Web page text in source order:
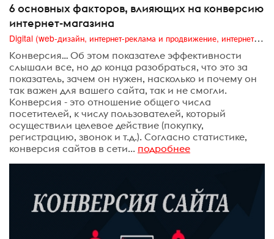
6 основных факторов, влияющих на конверсию
интернет-магазина
Digital (web-дизайн, интернет-реклама и продвижение, интернет-сообщества и блоги, интернет-коммуникации, мобильный маркетинг, реклама на цифровых экранах)
Конверсия… Об этом показателе эффективности
слышали все, но до конца разобраться, что это за
показатель, зачем он нужен, насколько и почему он
так важен для вашего сайта, так и не смогли.
Конверсия - это отношение общего числа
посетителей, к числу пользователей, который
осуществили целевое действие (покупку,
регистрацию, звонок и т.д.). Согласно статистике,
конверсия сайтов в сети... подробнее